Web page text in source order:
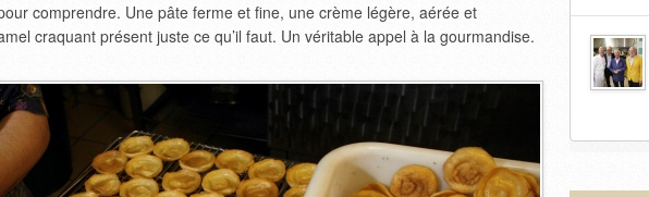
comprendre. Une pâte ferme et fine, une crème légère, aérée et
craquant présent juste ce qu’il faut. Un véritable appel à la gourmandise.